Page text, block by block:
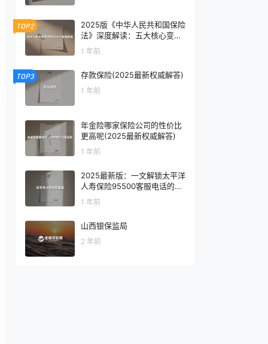
TOP2
2025版《中华人民共和国保险
法》深度解读：五大核心变化
重塑行业生态
1 年前
TOP3 存款保险(2025最新权威解答)
1 年前
年金险哪家保险公司的性价比
更高呢(2025最新权威解答)
1 年前
2025最新版：一文解锁太平洋
人寿保险95500客服电话的N
种用法（附独家使用技巧）
1 年前
山西银保监局
2 年前